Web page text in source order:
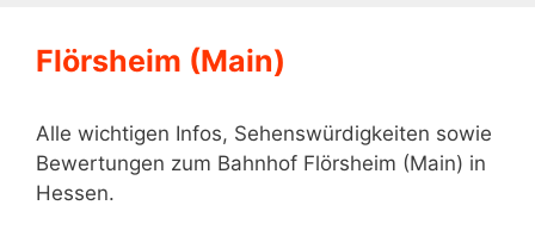
Flörsheim (Main)
Alle wichtigen Infos, Sehenswürdigkeiten sowie
Bewertungen zum Bahnhof Flörsheim (Main) in
Hessen.